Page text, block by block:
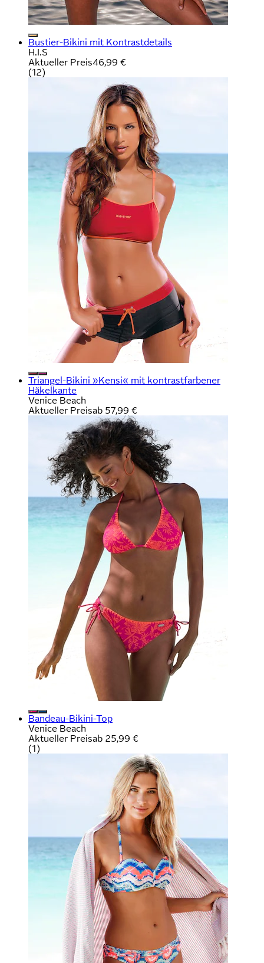
Bustier-Bikini mit Kontrastdetails
H.I.S
Aktueller Preis46,99 €
(12)
Triangel-Bikini »Kensi« mit kontrastfarbener
Häkelkante
Venice Beach
Aktueller Preisab 57,99 €
Bandeau-Bikini-Top
Venice Beach
Aktueller Preisab 25,99 €
(1)